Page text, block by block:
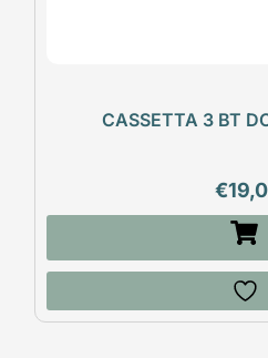
CASSETTA 3 BT
€